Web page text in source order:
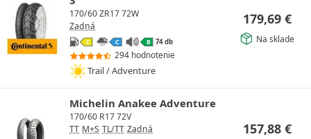
170/60 ZR17 72W
Zadná
C C B 74 db
294 hodnotenie
Trail / Adventure
179,69 €
Na sklade
Michelin Anakee Adventure
170/60 R17 72V
TT M+S TL/TT Zadná 157,88 €